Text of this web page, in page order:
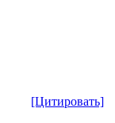
[Цитировать]